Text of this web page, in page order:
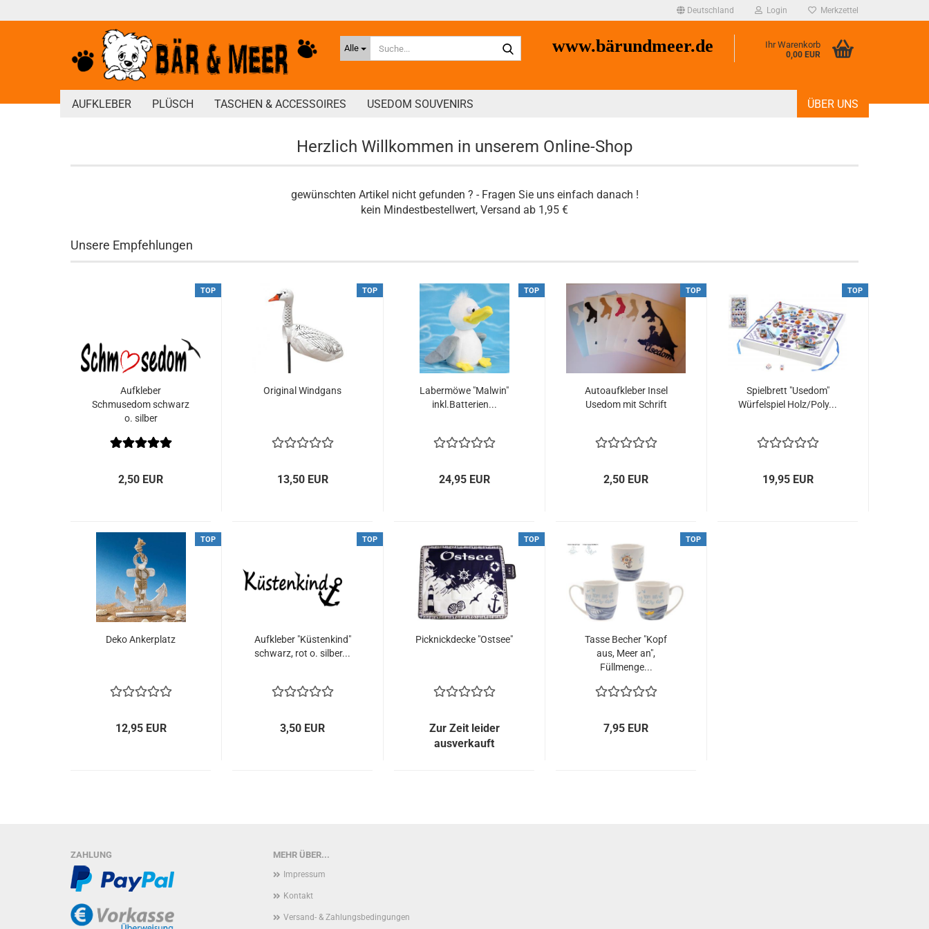
Deutschland Login Merkzettel
Alle www.bärundmeer.de Ihr Warenkorb
0,00 EUR
AUFKLEBER PLÜSCH TASCHEN & ACCESSOIRES USEDOM SOUVENIRS ÜBER UNS
Herzlich Willkommen in unserem Online-Shop
gewünschten Artikel nicht gefunden ? - Fragen Sie uns einfach danach !
kein Mindestbestellwert, Versand ab 1,95 €
Unsere Empfehlungen
TOP
Aufkleber
Schmusedom schwarz
o. silber
2,50 EUR
TOP
Original Windgans
13,50 EUR
TOP
Labermöwe "Malwin"
inkl.Batterien...
24,95 EUR
TOP
Autoaufkleber Insel
Usedom mit Schrift
2,50 EUR
TOP
Spielbrett "Usedom"
Würfelspiel Holz/Poly...
19,95 EUR
TOP
Deko Ankerplatz
12,95 EUR
TOP
Aufkleber "Küstenkind"
schwarz, rot o. silber...
3,50 EUR
TOP
Picknickdecke "Ostsee"
Zur Zeit leider
ausverkauft
TOP
Tasse Becher "Kopf
aus, Meer an",
Füllmenge...
7,95 EUR
MEHR ÜBER...
Impressum
Kontakt
Versand- & Zahlungsbedingungen
ZAHLUNG